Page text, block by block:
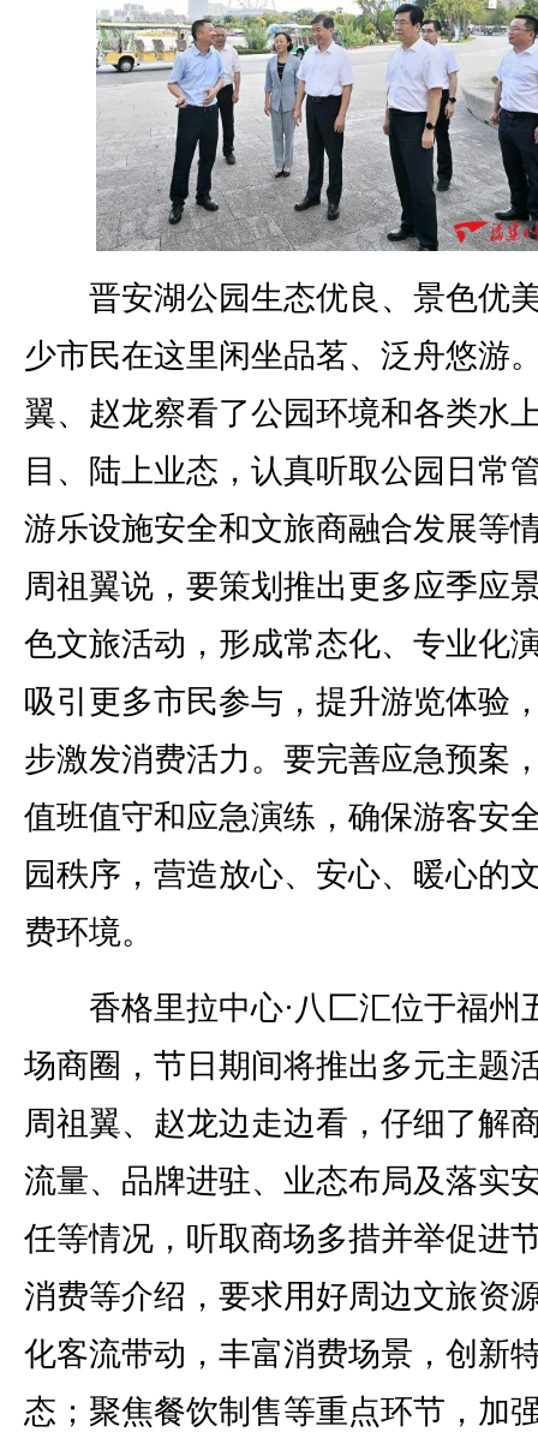
晋安湖公园生态优良、景色优
少市民在这里闲坐品茗、泛舟悠游
翼、赵龙察看了公园环境和各类水
目、陆上业态，认真听取公园日常
游乐设施安全和文旅商融合发展等
周祖翼说，要策划推出更多应季应
色文旅活动，形成常态化、专业化
吸引更多市民参与，提升游览体验
步激发消费活力。要完善应急预案
值班值守和应急演练，确保游客安
园秩序，营造放心、安心、暖心的
费环境。
香格里拉中心·八匚汇位于福州
场商圈，节日期间将推出多元主题
周祖翼、赵龙边走边看，仔细了解
流量、品牌进驻、业态布局及落实
任等情况，听取商场多措并举促进
消费等介绍，要求用好周边文旅资
化客流带动，丰富消费场景，创新
态；聚焦餐饮制售等重点环节，加